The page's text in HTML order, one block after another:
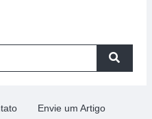
Envie um Artigo